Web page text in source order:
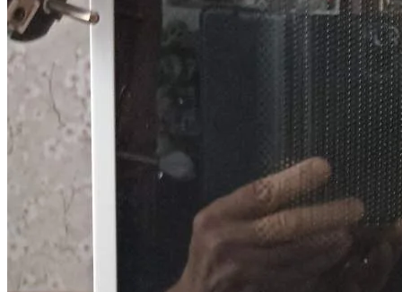
Сохраняйте интересные объявления, чтобы быстро
вернуться к ним позже.
Перейти в избранное